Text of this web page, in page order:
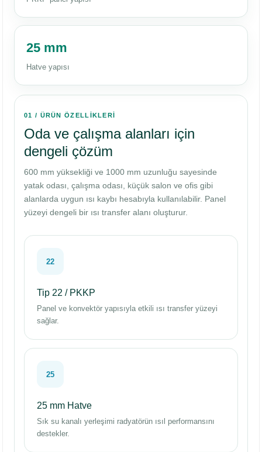
25 mm
Hatve yapısı
01 / ÜRÜN ÖZELLİKLERİ
Oda ve çalışma alanları için
dengeli çözüm
600 mm yüksekliği ve 1000 mm uzunluğu sayesinde
yatak odası, çalışma odası, küçük salon ve ofis gibi
alanlarda uygun ısı kaybı hesabıyla kullanılabilir. Panel
yüzeyi dengeli bir ısı transfer alanı oluşturur.
22
Tip 22 / PKKP
Panel ve konvektör yapısıyla etkili ısı transfer yüzeyi
sağlar.
25
25 mm Hatve
Sık su kanalı yerleşimi radyatörün ısıl performansını
destekler.